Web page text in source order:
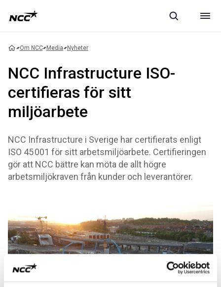
Om NCC Media Nyheter
NCC Infrastructure ISO-
certifieras för sitt
miljöarbete
NCC Infrastructure i Sverige har certifierats enligt
ISO 45 001 för sitt arbetsmiljöarbete. Certifieringen
gör att NCC bättre kan möta de allt högre
arbetsmiljökraven från kunder och leverantörer.